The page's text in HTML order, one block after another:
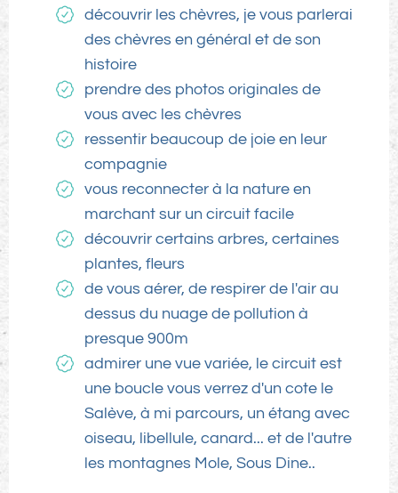
découvrir les chèvres, je vous parlerai
des chèvres en général et de son
histoire
prendre des photos originales de
vous avec les chèvres
ressentir beaucoup de joie en leur
compagnie
vous reconnecter à la nature en
marchant sur un circuit facile
découvrir certains arbres, certaines
plantes, fleurs
de vous aérer, de respirer de l'air au
dessus du nuage de pollution à
presque 900m
admirer une vue variée, le circuit est
une boucle vous verrez d'un cote le
Salève, à mi parcours, un étang avec
oiseau, libellule, canard... et de l'autre
les montagnes Mole, Sous Dine..